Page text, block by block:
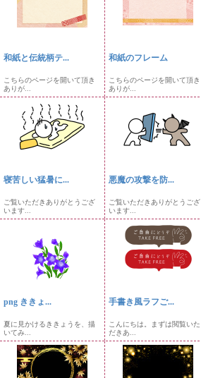
和紙と伝統柄テ...
こちらのページを開いて頂き
ありが...
和紙のフレーム
こちらのページを開いて頂き
ありが...
寝苦しい猛暑に...
ご覧いただきありがとうござ
います...
悪魔の攻撃を防...
ご覧いただきありがとうござ
います...
png ききょ...
夏に見かけるききょうを、描
いてみ...
手書き風ラフご...
こんにちは。まずは閲覧いた
だきあ...